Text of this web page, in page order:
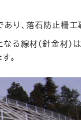
り、落石防止柵工
なる線材(針金材)
。